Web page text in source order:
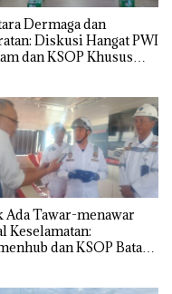
Dermaga dan
Diskusi Hangat PWI
dan KSOP Khusus
Ada Tawar-menawar
Keselamatan:
dan KSOP Batam